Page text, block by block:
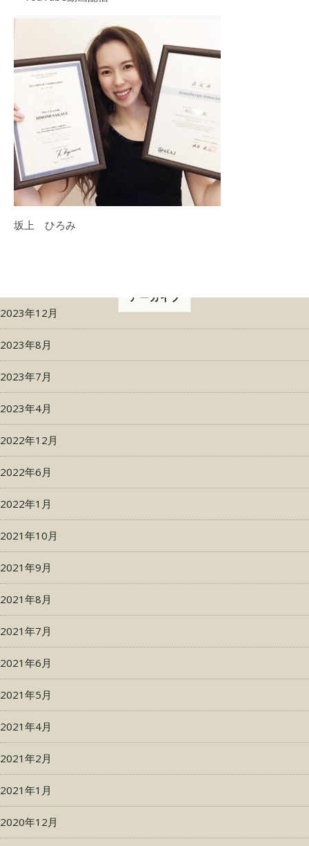
坂上 ひろみ
アーカイブ
2023年12月
2023年8月
2023年7月
2023年4月
2022年12月
2022年6月
2022年1月
2021年10月
2021年9月
2021年8月
2021年7月
2021年6月
2021年5月
2021年4月
2021年2月
2021年1月
2020年12月